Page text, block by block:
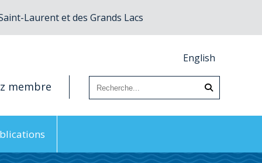
Laurent et des Grands Lacs
English
membre